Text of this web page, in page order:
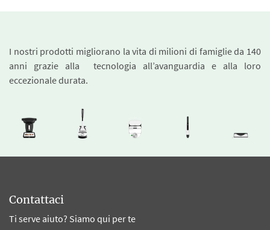
I nostri prodotti migliorano la vita di milioni di famiglie da 140
anni grazie alla tecnologia all’avanguardia e alla loro
eccezionale durata.
Contattaci
Ti serve aiuto? Siamo qui per te